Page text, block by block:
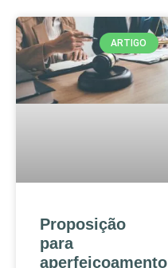
ARTIGO
Proposição
para
aperfeiçoamento